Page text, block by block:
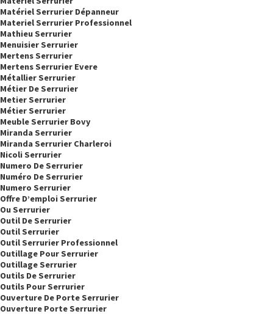
Matériel Serrurier Dépanneur
Materiel Serrurier Professionnel
Mathieu Serrurier
Menuisier Serrurier
Mertens Serrurier
Mertens Serrurier Evere
Métallier Serrurier
Métier De Serrurier
Metier Serrurier
Métier Serrurier
Meuble Serrurier Bovy
Miranda Serrurier
Miranda Serrurier Charleroi
Nicoli Serrurier
Numero De Serrurier
Numéro De Serrurier
Numero Serrurier
Offre D’emploi Serrurier
Ou Serrurier
Outil De Serrurier
Outil Serrurier
Outil Serrurier Professionnel
Outillage Pour Serrurier
Outillage Serrurier
Outils De Serrurier
Outils Pour Serrurier
Ouverture De Porte Serrurier
Ouverture Porte Serrurier